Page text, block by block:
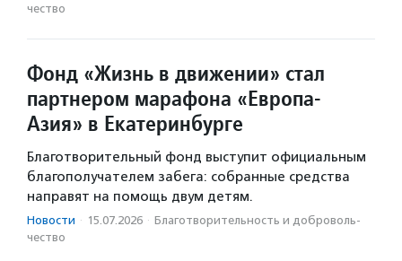
чест­во
Фонд «Жизнь в движении» стал
партнером марафона «Европа-
Азия» в Екатеринбурге
Благотворительный фонд выступит официальным
благополучателем забега: собранные средства
направят на помощь двум детям.
Новости · 15.07.2026 · Благотвори­тель­ность и доброволь­
чест­во